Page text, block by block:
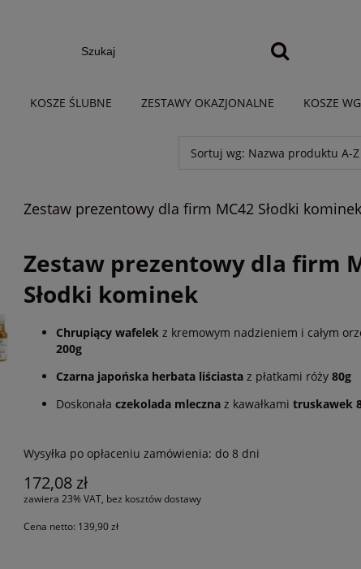
KOSZE ŚLUBNE ZESTAWY OKAZJONALNE KOSZE
Sortuj wg: Nazwa produktu A-Z
Zestaw prezentowy dla firm MC42 Słodki kominek
Zestaw prezentowy dla firm
Słodki kominek
Chrupiący wafelek z kremowym nadzieniem i całym
200g
Czarna japońska herbata liściasta z płatkami róży80g
Doskonałaczekolada mleczna z kawałkamitruskawek
Wysyłka po opłaceniu zamówienia: do 8 dni
172,08 zł
zawiera 23% VAT, bez kosztów dostawy
Cena netto: 139,90 zł